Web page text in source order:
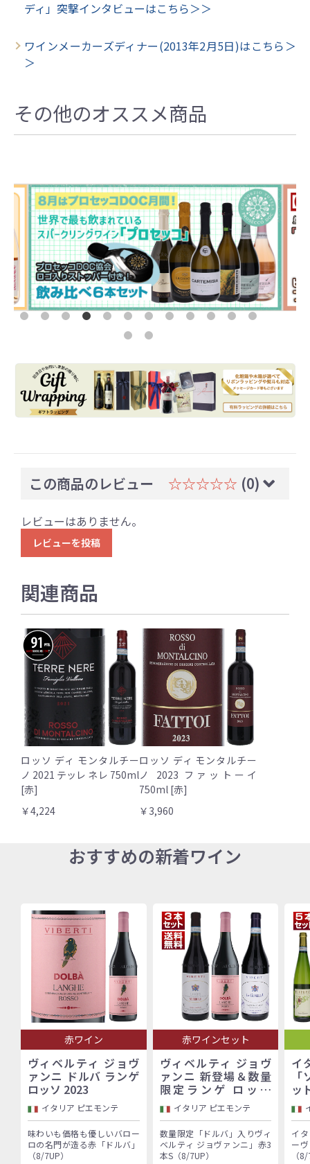
ディ」突撃インタビューはこちら＞＞
ワインメーカーズディナー(2013年2月5日)はこちら＞
＞
その他のオススメ商品
この商品のレビュー ☆☆☆☆☆ (0)
レビューはありません。
レビューを投稿
関連商品
ロッソ ディ モンタルチー
ノ 2021 テッレ ネレ 750ml
[赤]
￥4,224
ロッソ ディ モンタルチー
ノ 2023 ファットーイ
750ml [赤]
￥3,960
おすすめの新着ワイン
赤ワイン
ヴィベルティ ジョヴ
ァンニ ドルバ ランゲ
ロッソ 2023
イタリア ピエモンテ
味わいも価格も優しいバロー
ロの名門が造る赤「ドルバ」
（8/7UP）
赤ワインセット
ヴィベルティ ジョヴ
ァンニ 新登場＆数量
限定ランゲ ロッソ
「ドルバ」入り！バロ
ーロ村で100年以上続
く歴史的生産者「ヴィ
ベルティ ジョヴァン
ニ」赤3本セット
イタリア ピエモンテ
数量限定「ドルバ」入りヴィ
ベルティ ジョヴァンニ」赤3
本S（8/7UP）
イ
ッ
イ
ー
（